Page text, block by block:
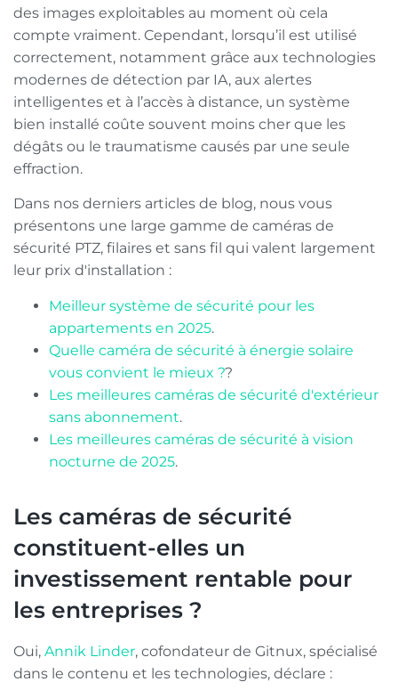
des images exploitables au moment où cela
compte vraiment. Cependant, lorsqu’il est utilisé
correctement, notamment grâce aux technologies
modernes de détection par IA, aux alertes
intelligentes et à l’accès à distance, un système
bien installé coûte souvent moins cher que les
dégâts ou le traumatisme causés par une seule
effraction.
Dans nos derniers articles de blog, nous vous
présentons une large gamme de caméras de
sécurité PTZ, filaires et sans fil qui valent largement
leur prix d'installation :
Meilleur système de sécurité pour les
appartements en 2025.
Quelle caméra de sécurité à énergie solaire
vous convient le mieux ??
Les meilleures caméras de sécurité d'extérieur
sans abonnement.
Les meilleures caméras de sécurité à vision
nocturne de 2025.
Les caméras de sécurité
constituent-elles un
investissement rentable pour
les entreprises ?
Oui, Annik Linder, cofondateur de Gitnux, spécialisé
dans le contenu et les technologies, déclare :